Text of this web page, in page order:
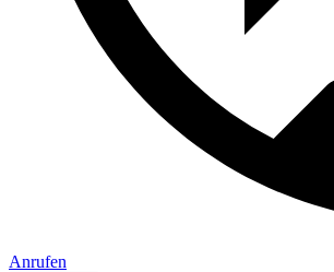
Anrufen